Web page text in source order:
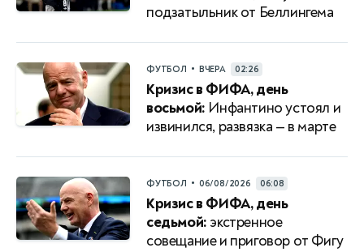
подзатыльник от Беллингема
ФУТБОЛ • ВЧЕРА 02:26
Кризис в ФИФА, день
восьмой: Инфантино устоял и
извинился, развязка — в марте
ФУТБОЛ • 06/08/2026 06:08
Кризис в ФИФА, день
седьмой: экстренное
совещание и приговор от Фигу